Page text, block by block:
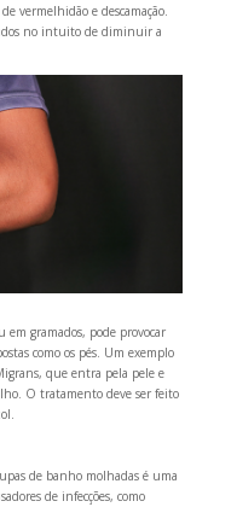
vermelhidão e descamação.
no intuito de diminuir a
em gramados, pode provocar
como os pés. Um exemplo
que entra pela pele e
O tratamento deve ser feito
de banho molhadas é uma
de infecções, como